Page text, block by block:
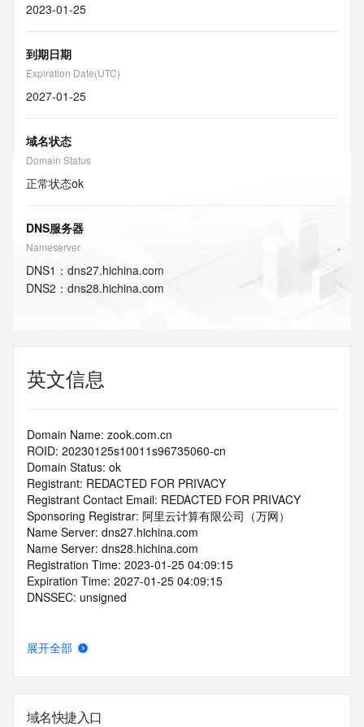
2023-01-25
到期日期
Expiration Date(UTC)
2027-01-25
域名状态
Domain Status
正常状态ok
DNS服务器
Nameserver
DNS1 ： dns27.hichina.com
DNS2 ： dns28.hichina.com
英文信息
Domain Name: zook.com.cn
ROID: 20230125s10011s96735060-cn
Domain Status: ok
Registrant: REDACTED FOR PRIVACY
Registrant Contact Email: REDACTED FOR PRIVACY
Sponsoring Registrar: 阿里云计算有限公司（万网）
Name Server: dns27.hichina.com
Name Server: dns28.hichina.com
Registration Time: 2023-01-25 04:09:15
Expiration Time: 2027-01-25 04:09:15
DNSSEC: unsigned
展开全部
域名快捷入口